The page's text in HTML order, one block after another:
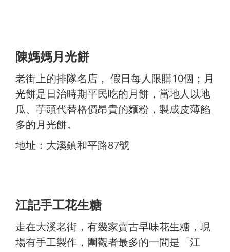
陳媽媽月光餅
老街上的排隊名店， 假日每人限購10個；月
光餅是日治時期平民吃的月餅，當地人以地
瓜、芋頭代替格價昂貴的麵粉，製成皮薄餡
多的月光餅。
地址：大溪鎮和平路87號
江記手工花生糖
走在大溪老街，有幾家賣古早味花生糖，現
場有手工製作，圍觀者最多的一間是「江